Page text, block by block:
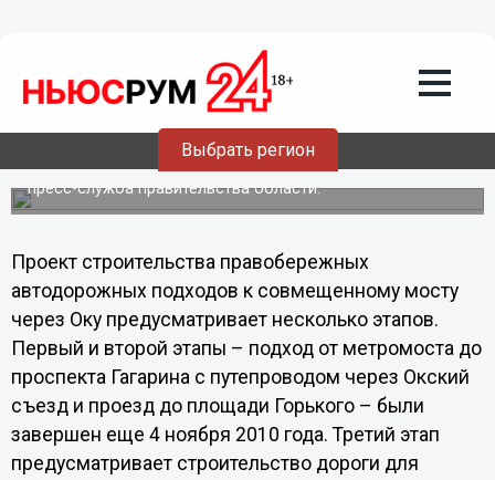
Выбрать регион
Выход с метромоста на улицу
Ильинская завершат к ноябрю
Укладка дорожного полотна на правобережном
подъезде к метромосту выполнена на 50%, сообщает
пресс-служба правительства области.
Проект строительства правобережных
автодорожных подходов к совмещенному мосту
через Оку предусматривает несколько этапов.
Первый и второй этапы – подход от метромоста до
проспекта Гагарина с путепроводом через Окский
съезд и проезд до площади Горького – были
завершен еще 4 ноября 2010 года. Третий этап
предусматривает строительство дороги для